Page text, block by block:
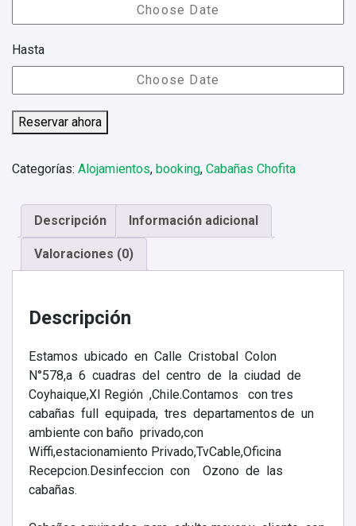
Hasta
Reservar ahora
Categorías: Alojamientos, booking, Cabañas Chofita
Descripción Información adicional
Valoraciones (0)
Descripción
Estamos ubicado en Calle Cristobal Colon
N°578,a 6 cuadras del centro de la ciudad de
Coyhaique,XI Región ,Chile.Contamos con tres
cabañas full equipada, tres departamentos de un
ambiente con baño privado,con
Wiffi,estacionamiento Privado,TvCable,Oficina
Recepcion.Desinfeccion con Ozono de las
cabañas.